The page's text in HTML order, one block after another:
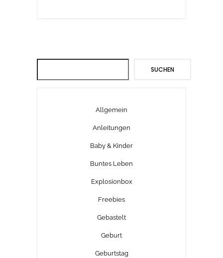
SUCHEN
Allgemein
Anleitungen
Baby & Kinder
Buntes Leben
Explosionbox
Freebies
Gebastelt
Geburt
Geburtstag